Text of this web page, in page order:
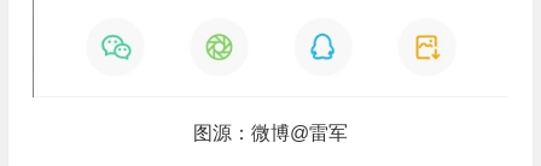
图源：微博@雷军